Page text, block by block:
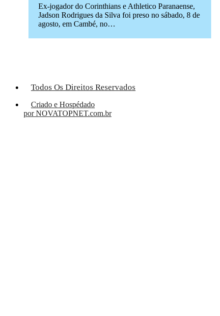
Ex-jogador do Corinthians e Athletico Paranaense,
Jadson Rodrigues da Silva foi preso no sábado, 8 de
agosto, em Cambé, no…
Todos Os Direitos Reservados
Criado e Hospédado
por NOVATOPNET.com.br